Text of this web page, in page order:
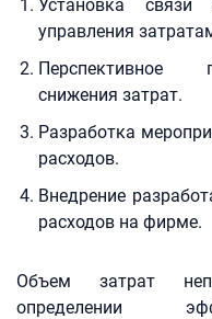
Установка
управления
Перспективное
снижения затрат.
Разработка
расходов.
Внедрение
расходов на фирме.
Объем затрат
определении